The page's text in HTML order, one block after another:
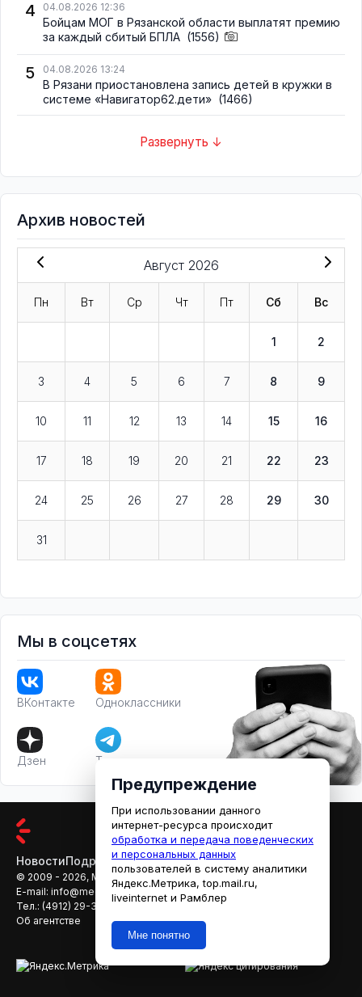
4 04.08.2026 12:36
Бойцам МОГ в Рязанской области выплатят премию
за каждый сбитый БПЛА (1556)
5 04.08.2026 13:24
В Рязани приостановлена запись детей в кружки в
системе «Навигатор62.дети» (1466)
Развернуть ↓
Архив новостей
Август 2026
Пн Вт Ср Чт Пт Сб Вс
1 2
3 4 5 6 7 8 9
10 11 12 13 14 15 16
17 18 19 20 21 22 23
24 25 26 27 28 29 30
31
Мы в соцсетях
ВКонтакте Одноклассники
Дзен Телеграм
НовостиПодробностиАфишаКино
© 2009 - 2026, МЕДИАРЯЗАНЬ
E-mail: info@mediaryazan.ru
reklama@mediaryazan.ru
Тел.: (4912) 29-33-66
Об агентстве
Предупреждение
При использовании данного
интернет-ресурса происходит
обработка и передача поведенческих
и персональных данных
пользователей в систему аналитики
Яндекс.Метрика, top.mail.ru,
liveinternet и Рамблер
Мне понятно